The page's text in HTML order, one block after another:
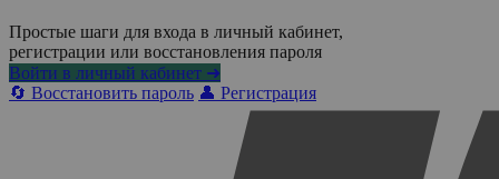
Простые шаги для входа в личный кабинет,
регистрации или восстановления пароля
Войти в личный кабинет ➜
🔄 Восстановить пароль 👤 Регистрация